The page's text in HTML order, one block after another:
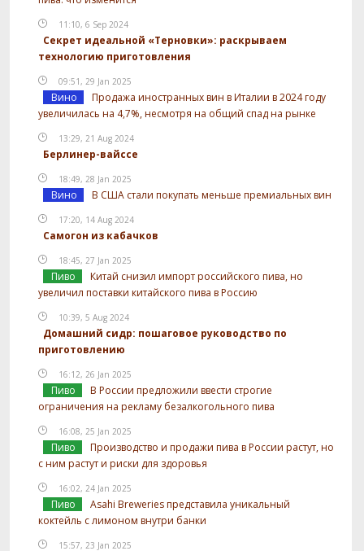
11:10, 6 Sep 2024
Секрет идеальной «Терновки»: раскрываем
технологию приготовления
09:51, 29 Jan 2025
Вино
Продажа иностранных вин в Италии в 2024 году
увеличилась на 4,7%, несмотря на общий спад на рынке
13:29, 21 Aug 2024
Берлинер-вайссе
18:49, 28 Jan 2025
Вино В США стали покупать меньше премиальных вин
17:20, 14 Aug 2024
Самогон из кабачков
18:45, 27 Jan 2025
Пиво
Китай снизил импорт российского пива, но
увеличил поставки китайского пива в Россию
10:39, 5 Aug 2024
Домашний сидр: пошаговое руководство по
приготовлению
16:12, 26 Jan 2025
Пиво
В России предложили ввести строгие
ограничения на рекламу безалкогольного пива
16:08, 25 Jan 2025
Пиво
Производство и продажи пива в России растут, но
с ним растут и риски для здоровья
16:02, 24 Jan 2025
Пиво
Asahi Breweries представила уникальный
коктейль с лимоном внутри банки
15:57, 23 Jan 2025